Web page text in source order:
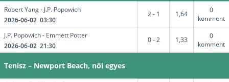
Robert Yang - J.P. Popowich
2026-06-02 03:30
2 - 1 1,64
0
komment
J.P. Popowich - Emmett Potter
2026-06-02 21:30
0 - 2 1,33
0
komment
Tenisz – Newport Beach, női egyes